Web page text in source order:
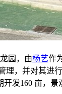
园，由杨艺作
理，并对其进
开发160 亩，